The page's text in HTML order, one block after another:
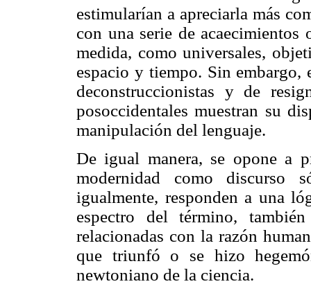
estimularían a apreciarla más
con una serie de acaecimientos
medida, como universales,
espacio y tiempo. Sin
deconstruccionistas y de
posoccidentales muestran su
manipulación del lenguaje.
De igual manera, se opone a
modernidad como discurso
igualmente, responden a una
espectro del término,
relacionadas con la razón
que triunfó o se hizo
newtoniano de la ciencia.